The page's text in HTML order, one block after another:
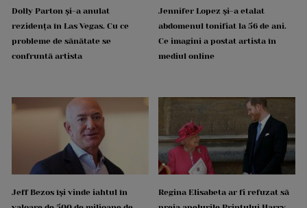
Dolly Parton și-a anulat
rezidența în Las Vegas. Cu ce
probleme de sănătate se
confruntă artista
Jennifer Lopez și-a etalat
abdomenul tonifiat la 56 de ani.
Ce imagini a postat artista în
mediul online
Jeff Bezos își vinde iahtul în
Regina Elisabeta ar fi refuzat să